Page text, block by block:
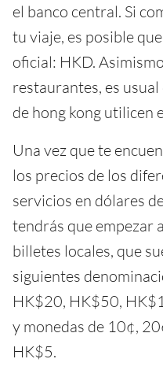
el banco central. Si
tu viaje, es posible
oficial: HKD.
restaurantes, es
de hong kong utilicen
Una vez que te
los precios de los
servicios en dólares
tendrás que empezar
billetes locales, que
siguientes
HK$20, HK$50,
y monedas de 10¢,
HK$5.